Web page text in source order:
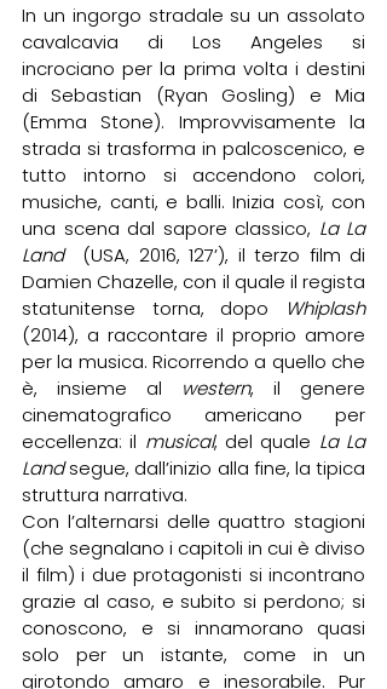
In un ingorgo stradale su un assolato
cavalcavia di Los Angeles si
incrociano per la prima volta i destini
di Sebastian (Ryan Gosling) e Mia
(Emma Stone). Improvvisamente la
strada si trasforma in palcoscenico, e
tutto intorno si accendono colori,
musiche, canti, e balli. Inizia così, con
una scena dal sapore classico, La La
Land
(USA, 2016, 127’), il terzo film di
Damien Chazelle, con il quale il regista
statunitense torna, dopo
Whiplash
(2014), a raccontare il proprio amore
per la musica. Ricorrendo a quello che
è, insieme al western, il genere
cinematografico americano per
eccellenza: il musical, del quale La La
Land segue, dall’inizio alla fine, la tipica
struttura narrativa.
Con l’alternarsi delle quattro stagioni
(che segnalano i capitoli in cui è diviso
il film) i due protagonisti si incontrano
grazie al caso, e subito si perdono; si
conoscono, e si innamorano quasi
solo per un istante, come in un
girotondo amaro e inesorabile. Pur